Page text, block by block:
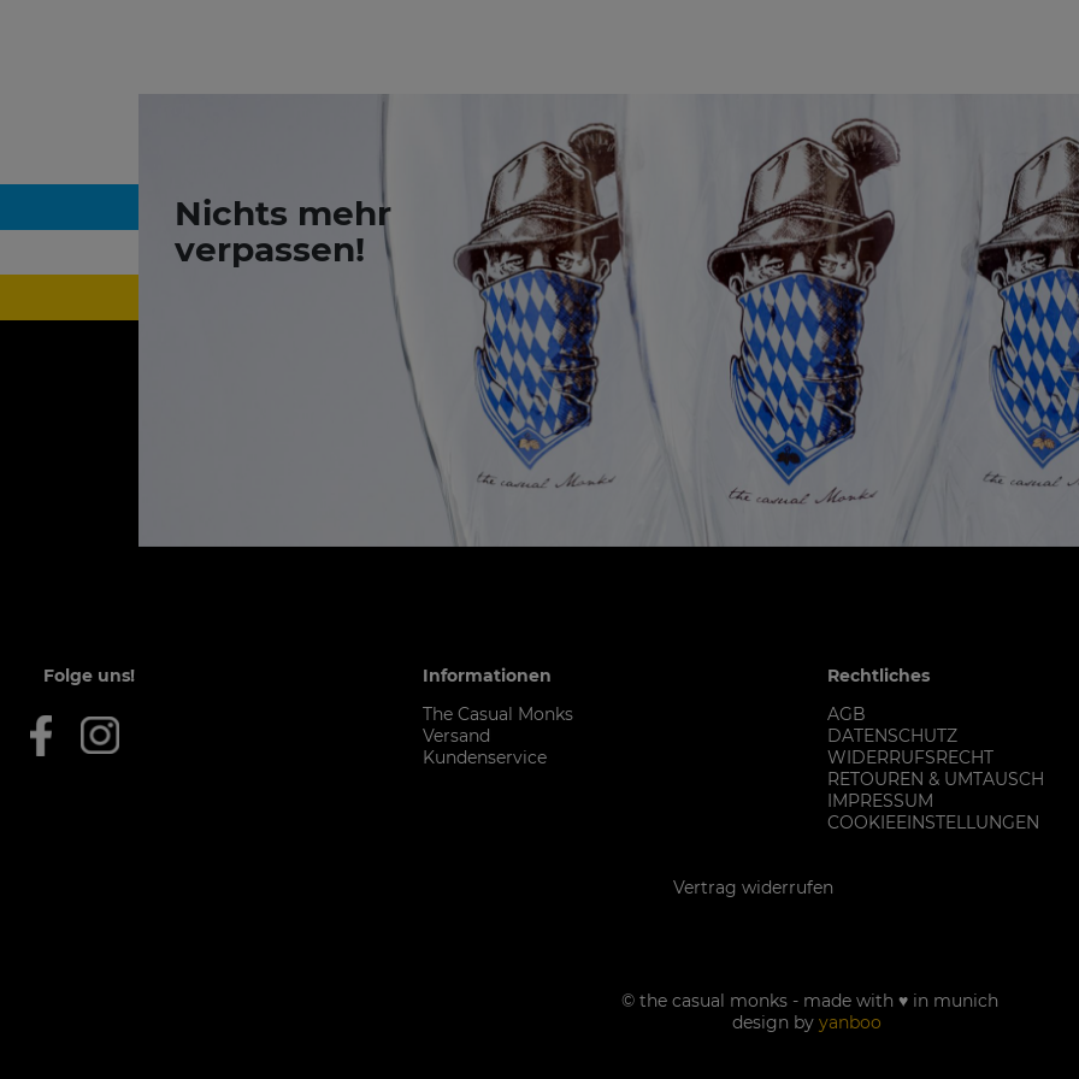
Nichts mehr
verpassen!
Informationen
The Casual Monks
Versand
Kundenservice
Rechtliches
AGB
DATENSCHUTZ
WIDERRUFSRECHT
RETOUREN & UMTAUSCH
IMPRESSUM
COOKIEEINSTELLUNGEN
Folge uns!
Vertrag widerrufen
© the casual monks - made with ♥ in munich
design by yanboo